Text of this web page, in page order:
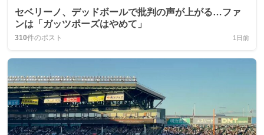
セベリーノ、デッドボールで批判の声が上がる…ファ
ンは「ガッツポーズはやめて」
310件のポスト 1日前